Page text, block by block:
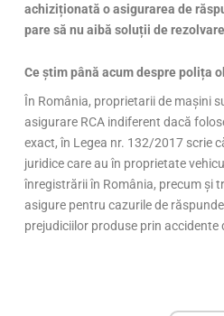
achiziționată o asigurarea de
pare să nu aibă soluții de
Ce știm până acum despre polița
În România, proprietarii de mașini
asigurare RCA indiferent dacă
exact, în Legea nr. 132/2017 scrie
juridice care au în proprietate
înregistrării în România, precum și
asigure pentru cazurile de
prejudiciilor produse prin accidente